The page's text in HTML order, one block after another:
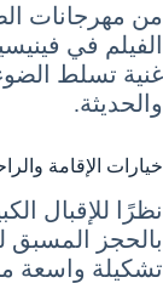
من مهرجانات
الفيلم في
غنية تسلط الضوء
والحديثة.
خيارات الإقامة
نظرًا للإقبال
بالحجز المسبق
تشكيلة واسعة